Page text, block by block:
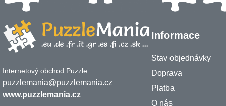
Internetový obchod Puzzle
puzzlemania@puzzlemania.cz
www.puzzlemania.cz
Informace
Stav objednávky
Doprava
Platba
O nás